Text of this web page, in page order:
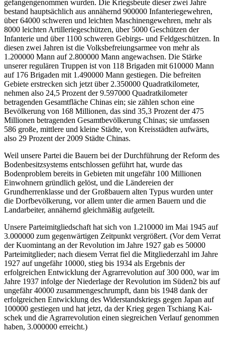
gefangengenommen wurden. Die Kriegsbeute dieser zwei Jahre
bestand hauptsächlich aus annähernd 900000 Infanteriegewehren,
über 64000 schweren und leichten Maschinengewehren, mehr als
8000 leichten Artilleriegeschützen, über 5000 Geschützen der
Infanterie und über 1100 schweren Gebirgs- und Feldgeschützen. In
diesen zwei Jahren ist die Volksbefreiungsarmee von mehr als
1.200000 Mann auf 2.800000 Mann angewachsen. Die Stärke
unserer regulären Truppen ist von 118 Brigaden mit 610000 Mann
auf 176 Brigaden mit 1.490000 Mann gestiegen. Die befreiten
Gebiete erstrecken sich jetzt über 2.350000 Quadratkilometer,
nehmen also 24,5 Prozent der 9.597000 Quadratkilometer
betragenden Gesamtfläche Chinas ein; sie zählen schon eine
Bevölkerung von 168 Millionen, das sind 35,3 Prozent der 475
Millionen betragenden Gesamtbevölkerung Chinas; sie umfassen
586 große, mittlere und kleine Städte, von Kreisstädten aufwärts,
also 29 Prozent der 2009 Städte Chinas.
Weil unsere Partei die Bauern bei der Durchführung der Reform des
Bodenbesitzsystems entschlossen geführt hat, wurde das
Bodenproblem bereits in Gebieten mit ungefähr 100 Millionen
Einwohnern gründlich gelöst, und die Ländereien der
Grundherrenklasse und der Großbauern alten Typus wurden unter
die Dorfbevölkerung, vor allem unter die armen Bauern und die
Landarbeiter, annähernd gleichmäßig aufgeteilt.
Unsere Parteimitgliedschaft hat sich von 1.210000 im Mai 1945 auf
3.000000 zum gegenwärtigen Zeitpunkt vergrößert. (Vor dem Verrat
der Kuomintang an der Revolution im Jahre 1927 gab es 50000
Parteimitglieder; nach diesem Verrat fiel die Mitgliederzahl im Jahre
1927 auf ungefähr 10000, stieg bis 1934 als Ergebnis der
erfolgreichen Entwicklung der Agrarrevolution auf 300 000, war im
Jahre 1937 infolge der Niederlage der Revolution im Süden2 bis auf
ungefähr 40000 zusammengeschrumpft, dann bis 1948 dank der
erfolgreichen Entwicklung des Widerstandskriegs gegen Japan auf
100000 gestiegen und hat jetzt, da der Krieg gegen Tschiang Kai-
schek und die Agrarrevolution einen siegreichen Verlauf genommen
haben, 3.000000 erreicht.)